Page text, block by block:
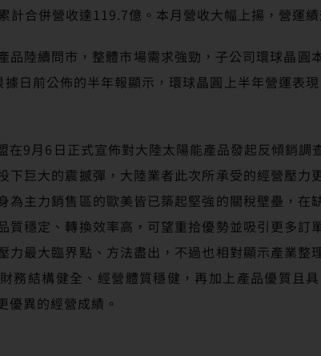
計合併營收達119.7億。本月營收大幅上揚，營運績
品陸續問市，整體市場需求強勁，子公司環球晶
日前公佈的半年報顯示，環球晶圓上半年營運表
在9月6日正式宣佈對大陸太陽能產品發起反傾銷
下巨大的震撼彈，大陸業者此次所承受的經營壓
為主力銷售區的歐美皆已築起堅強的關稅壁壘，
質穩定、轉換效率高，可望重拾優勢並吸引更多
力最大臨界點、方法盡出，不過也相對顯示產業
務結構健全、經營體質穩健，再加上產品優質且
優異的經營成績。